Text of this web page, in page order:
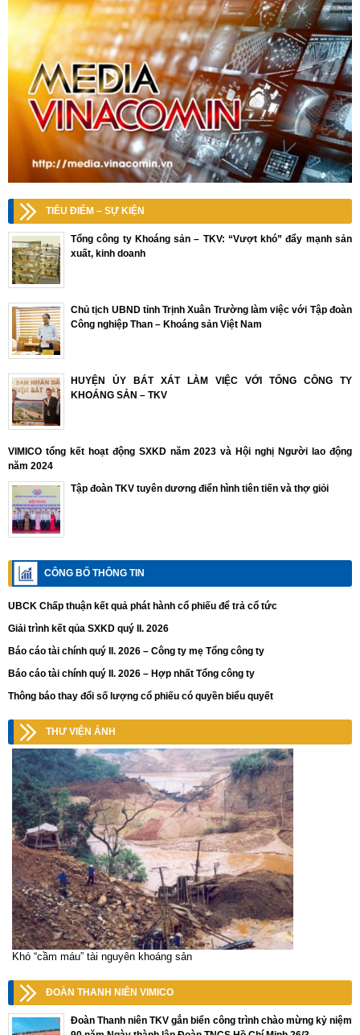
TIÊU ĐIỂM – SỰ KIỆN
Tổng công ty Khoáng sản – TKV: “Vượt khó” đẩy mạnh sản
xuất, kinh doanh
Chủ tịch UBND tỉnh Trịnh Xuân Trường làm việc với Tập đoàn
Công nghiệp Than – Khoáng sản Việt Nam
HUYỆN ỦY BÁT XÁT LÀM VIỆC VỚI TỔNG CÔNG TY
KHOÁNG SẢN – TKV
VIMICO tổng kết hoạt động SXKD năm 2023 và Hội nghị Người lao động
năm 2024
Tập đoàn TKV tuyên dương điển hình tiên tiến và thợ giỏi
CÔNG BỐ THÔNG TIN
UBCK Chấp thuận kết quả phát hành cổ phiếu để trả cổ tức
Giải trình kết qủa SXKD quý II. 2026
Báo cáo tài chính quý II. 2026 – Công ty mẹ Tổng công ty
Báo cáo tài chính quý II. 2026 – Hợp nhất Tổng công ty
Thông báo thay đổi số lượng cổ phiếu có quyền biểu quyết
THƯ VIỆN ẢNH
Khó “cầm máu” tài nguyên khoáng sản
ĐOÀN THANH NIÊN VIMICO
Đoàn Thanh niên TKV gắn biển công trình chào mừng kỷ niệm